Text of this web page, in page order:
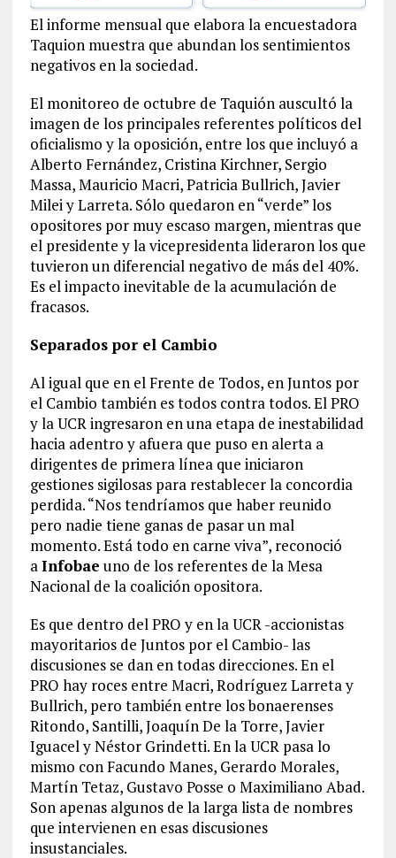
El informe mensual que elabora la encuestadora
Taquion muestra que abundan los sentimientos
negativos en la sociedad.
El monitoreo de octubre de Taquión auscultó la
imagen de los principales referentes políticos del
oficialismo y la oposición, entre los que incluyó a
Alberto Fernández, Cristina Kirchner, Sergio
Massa, Mauricio Macri, Patricia Bullrich, Javier
Milei y Larreta. Sólo quedaron en “verde” los
opositores por muy escaso margen, mientras que
el presidente y la vicepresidenta lideraron los que
tuvieron un diferencial negativo de más del 40%.
Es el impacto inevitable de la acumulación de
fracasos.
Separados por el Cambio
Al igual que en el Frente de Todos, en Juntos por
el Cambio también es todos contra todos. El PRO
y la UCR ingresaron en una etapa de inestabilidad
hacia adentro y afuera que puso en alerta a
dirigentes de primera línea que iniciaron
gestiones sigilosas para restablecer la concordia
perdida. “Nos tendríamos que haber reunido
pero nadie tiene ganas de pasar un mal
momento. Está todo en carne viva”, reconoció
aInfobae uno de los referentes de la Mesa
Nacional de la coalición opositora.
Es que dentro del PRO y en la UCR -accionistas
mayoritarios de Juntos por el Cambio- las
discusiones se dan en todas direcciones. En el
PRO hay roces entre Macri, Rodríguez Larreta y
Bullrich, pero también entre los bonaerenses
Ritondo, Santilli, Joaquín De la Torre, Javier
Iguacel y Néstor Grindetti. En la UCR pasa lo
mismo con Facundo Manes, Gerardo Morales,
Martín Tetaz, Gustavo Posse o Maximiliano Abad.
Son apenas algunos de la larga lista de nombres
que intervienen en esas discusiones
insustanciales.